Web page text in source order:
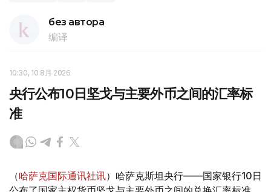
без автора
编译
10:30, 10 8月 2026
央行公布10日坚戈与主要外币之间的汇率标
准
（哈萨克国际通讯社讯）哈萨克斯坦央行——国家银行10日